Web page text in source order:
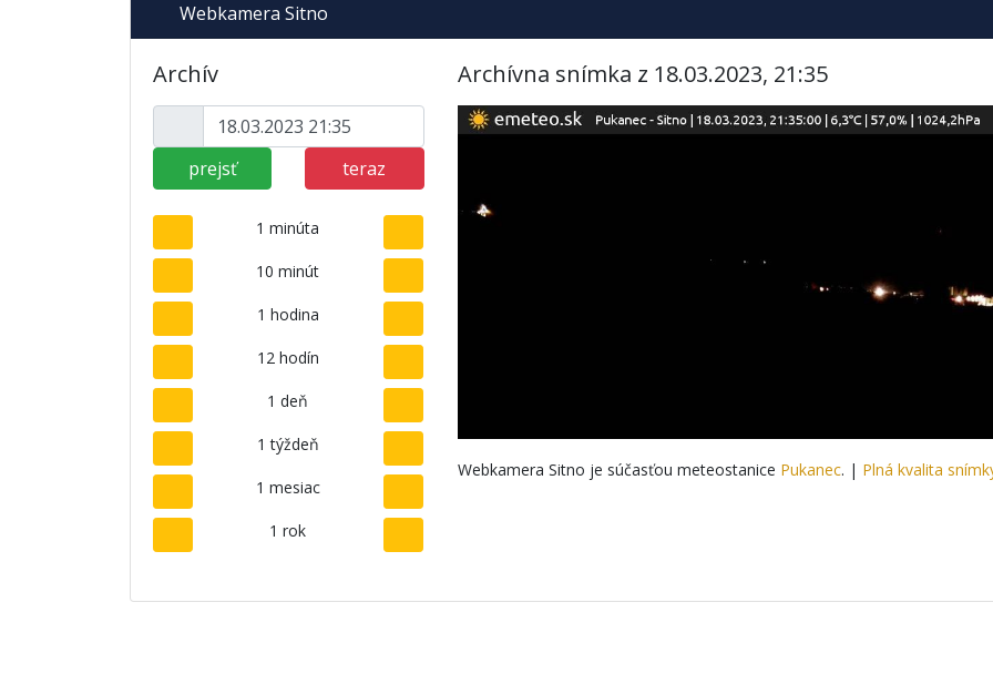
Webkamera Sitno
Archív
prejsť teraz
1 minúta
10 minút
1 hodina
12 hodín
1 deň
1 týždeň
1 mesiac
1 rok
Archívna snímka z 18.03.2023, 21:35
Webkamera Sitno je súčasťou meteostanice Pukanec. | Plná kvalita